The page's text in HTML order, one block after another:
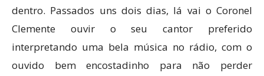
dentro. Passados uns dois dias, lá vai o Coronel
Clemente ouvir o seu cantor preferido
interpretando uma bela música no rádio, com o
ouvido bem encostadinho para não perder